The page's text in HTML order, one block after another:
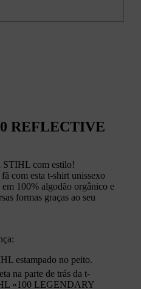
REFLECTIVE
STIHL com estilo!
com esta t-shirt unissexo
100% algodão orgânico e
formas graças ao seu
estampado no peito.
na parte de trás da t-
«100 LEGENDARY